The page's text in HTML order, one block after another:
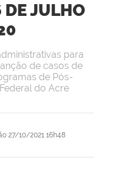
JULHO
27/10/2021 16h48
para
de casos de
de Pós-
do Acre